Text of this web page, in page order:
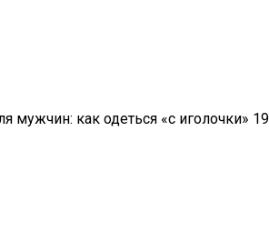
мужчин: как одеться «с иголочки» 19